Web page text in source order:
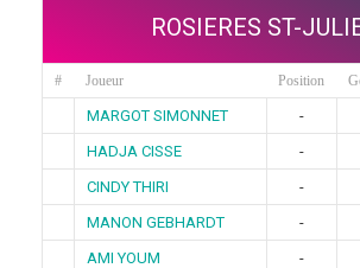
ROSIERES ST-
# Joueur Position
MARGOT SIMONNET -
HADJA CISSE
-
CINDY THIRI
-
MANON GEBHARDT
-
AMI YOUM
-